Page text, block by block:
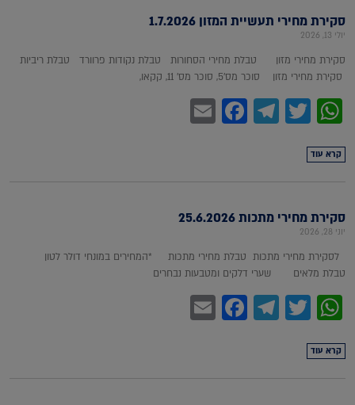
סקירת מחירי תעשיית המזון 1.7.2026
יולי 13, 2026
סקירת מחירי מזון טבלת מחירי הסחורות טבלת נקודות פרוורד טבלת ריביות
סקירת מחירי מזון סוכר מס'5, סוכר מס' 11, קקאו,
WhatsApp
Twitter
Telegram
Facebook
קרא עוד
סקירת מחירי מתכות 25.6.2026
יוני 28, 2026
לסקירת מחירי מתכות טבלת מחירי מתכות *המחירים במונחי דולר לטון
טבלת מלאים שערי דלקים ומטבעות נבחרים
WhatsApp
Twitter
Telegram
Facebook
קרא עוד